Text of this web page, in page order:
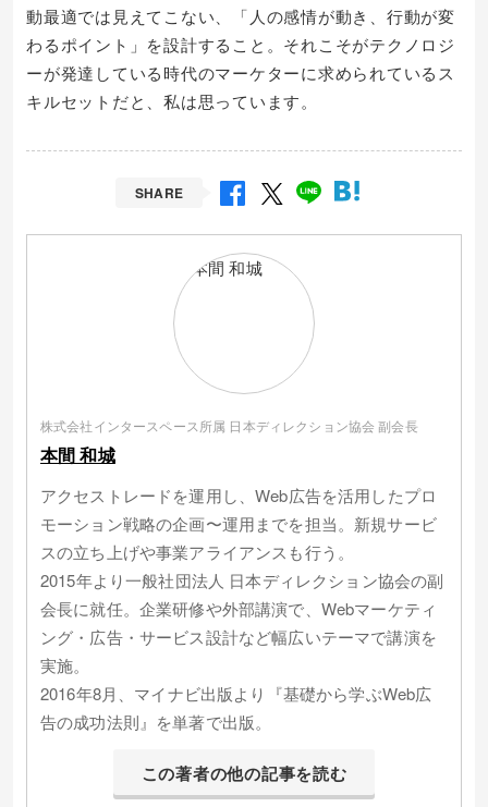
動最適では見えてこない、「人の感情が動き、行動が変
わるポイント」を設計すること。それこそがテクノロジ
ーが発達している時代のマーケターに求められているス
キルセットだと、私は思っています。
SHARE
株式会社インタースペース所属 日本ディレクション協会 副会長
本間 和城
アクセストレードを運用し、Web広告を活用したプロ
モーション戦略の企画〜運用までを担当。新規サービ
スの立ち上げや事業アライアンスも行う。
2015年より一般社団法人 日本ディレクション協会の副
会長に就任。企業研修や外部講演で、Webマーケティ
ング・広告・サービス設計など幅広いテーマで講演を
実施。
2016年8月、マイナビ出版より『基礎から学ぶWeb広
告の成功法則』を単著で出版。
この著者の他の記事を読む